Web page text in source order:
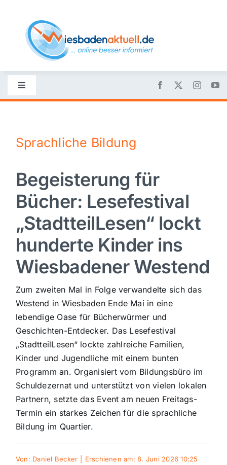
content
Toggle
Navigation
Nachrichten
Politik
Wirtschaft
Sport
Panorama
Mein Stadtteil
Galerie
Verkehrsmeldungen
Polizeimeldungen
Sprachliche Bildung
Begeisterung für
Bücher: Lesefestival
„StadtteilLesen“ lockt
hunderte Kinder ins
Wiesbadener Westend
Zum zweiten Mal in Folge verwandelte sich das
Westend in Wiesbaden Ende Mai in eine
lebendige Oase für Bücherwürmer und
Geschichten-Entdecker. Das Lesefestival
„StadtteilLesen“ lockte zahlreiche Familien,
Kinder und Jugendliche mit einem bunten
Programm an. Organisiert vom Bildungsbüro im
Schuldezernat und unterstützt von vielen lokalen
Partnern, setzte das Event am neuen Freitags-
Termin ein starkes Zeichen für die sprachliche
Bildung im Quartier.
Von: Daniel Becker Erschienen am: 8. Juni 2026 10:25